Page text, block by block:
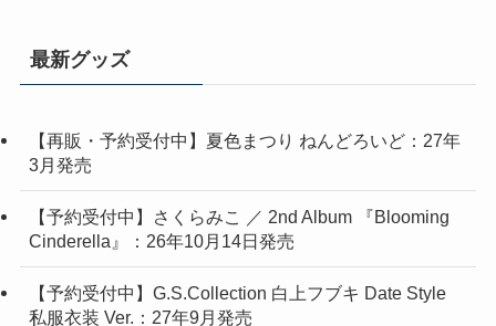
【再販・予約受付中】夏色まつり ねんどろいど：27年
3月発売
【予約受付中】さくらみこ ／ 2nd Album 『Blooming
Cinderella』：26年10月14日発売
【予約受付中】G.S.Collection 白上フブキ Date Style
私服衣装 Ver.：27年9月発売
【予約受付中】G.S.Collection 大神ミオ Date Style お
でかけ衣装 Ver.：27年9月発売